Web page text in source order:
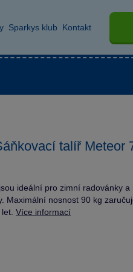
Sparkys klub Kontakt
talíř Meteor
ideální pro zimní radovánky a
Maximální nosnost 90 kg
Více informací